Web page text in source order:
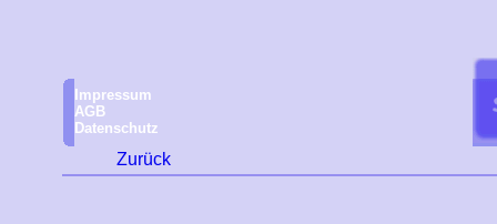
Impressum
AGB
Datenschutz
Zurück